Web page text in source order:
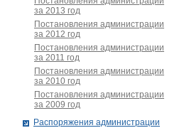
за 2013 год
Постановления администрации
за 2012 год
Постановления администрации
за 2011 год
Постановления администрации
за 2010 год
Постановления администрации
за 2009 год
Распоряжения администрации